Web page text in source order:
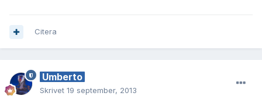
Citera
Umberto
Skrivet 19 september, 2013